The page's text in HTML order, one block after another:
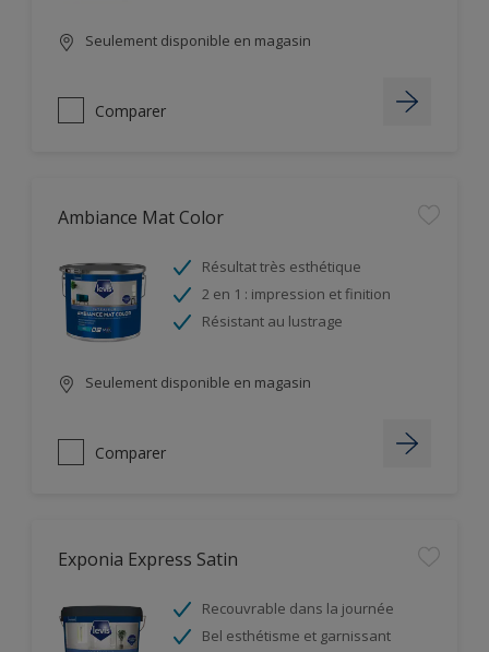
Seulement disponible en magasin
Comparer
Ambiance Mat Color
Résultat très esthétique
2 en 1 : impression et finition
Résistant au lustrage
Seulement disponible en magasin
Comparer
Exponia Express Satin
Recouvrable dans la journée
Bel esthétisme et garnissant